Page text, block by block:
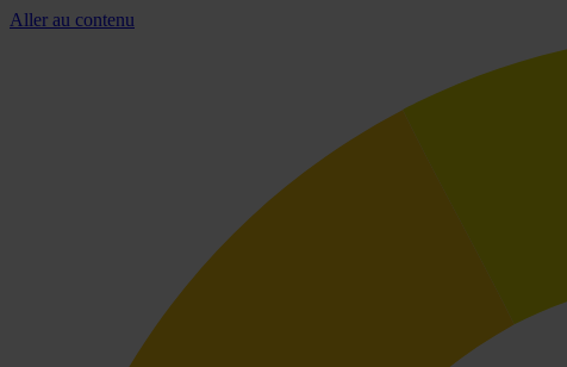
Aller au contenu